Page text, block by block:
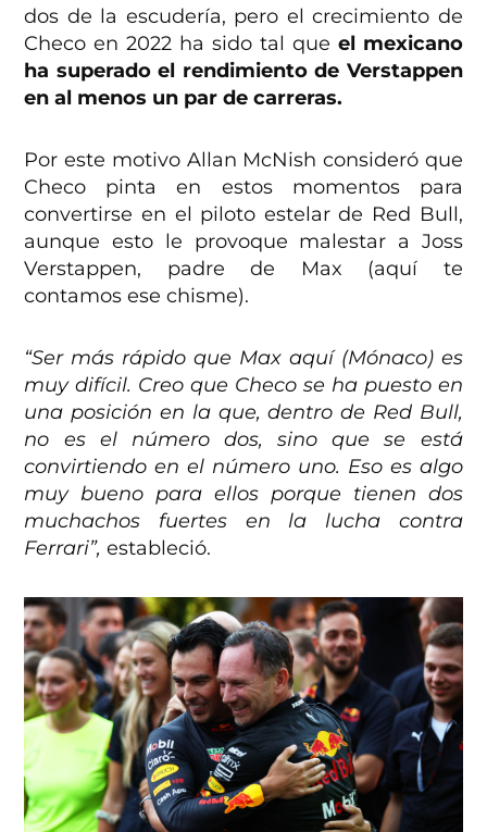
dos de la escudería, pero el crecimiento de
Checo en 2022 ha sido tal que el mexicano
ha superado el rendimiento de Verstappen
en al menos un par de carreras.
Por este motivo Allan McNish consideró que
Checo pinta en estos momentos para
convertirse en el piloto estelar de Red Bull,
aunque esto le provoque malestar a Joss
Verstappen, padre de Max (aquí te
contamos ese chisme).
“Ser más rápido que Max aquí (Mónaco) es
muy difícil. Creo que Checo se ha puesto en
una posición en la que, dentro de Red Bull,
no es el número dos, sino que se está
convirtiendo en el número uno. Eso es algo
muy bueno para ellos porque tienen dos
muchachos fuertes en la lucha contra
Ferrari”,estableció.